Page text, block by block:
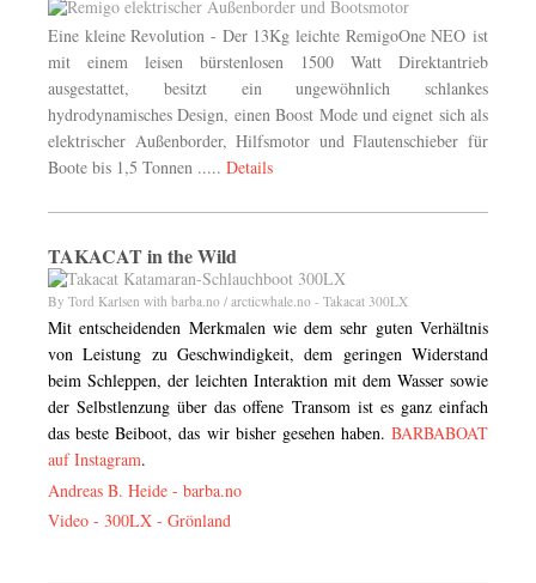
Eine kleine Revolution - Der 13Kg leichte RemigoOne NEO ist
mit einem leisen bürstenlosen 1500 Watt Direktantrieb
ausgestattet, besitzt ein ungewöhnlich schlankes
hydrodynamisches Design, einen Boost Mode und eignet sich als
elektrischer Außenborder, Hilfsmotor und Flautenschieber für
Boote bis 1,5 Tonnen ..... Details
TAKACAT in the Wild
By Tord Karlsen with barba.no / arcticwhale.no - Takacat 300LX
Mit entscheidenden Merkmalen wie dem sehr guten Verhältnis
von Leistung zu Geschwindigkeit, dem geringen Widerstand
beim Schleppen, der leichten Interaktion mit dem Wasser sowie
der Selbstlenzung über das offene Transom ist es ganz einfach
das beste Beiboot, das wir bisher gesehen haben. BARBABOAT
auf Instagram.
Andreas B. Heide - barba.no
Video - 300LX - Grönland